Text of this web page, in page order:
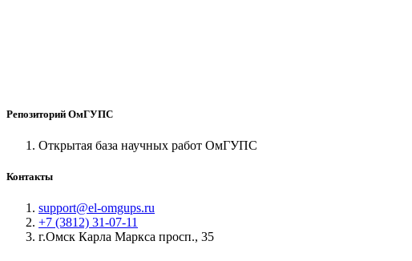
Репозиторий ОмГУПС
Открытая база научных работ ОмГУПС
Контакты
support@el-omgups.ru
+7 (3812) 31-07-11
г.Омск Карла Маркса просп., 35